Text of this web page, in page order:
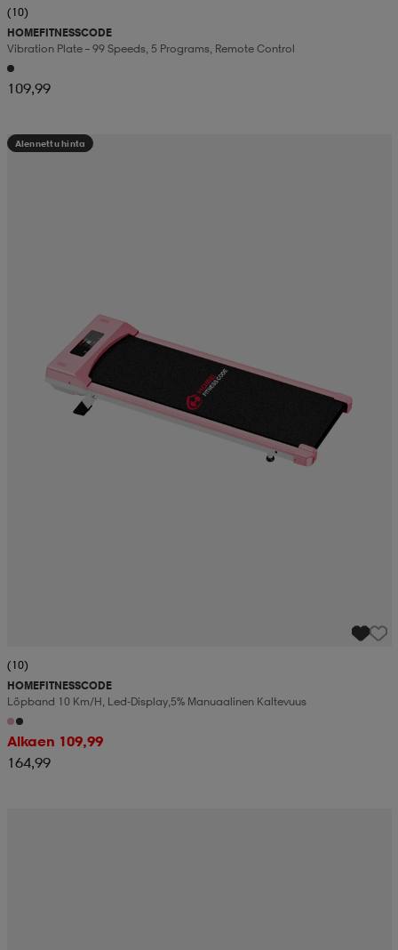
(10)
HOMEFITNESSCODE
Vibration Plate – 99 Speeds, 5 Programs, Remote Control
109,99
Alennettu hinta
(10)
HOMEFITNESSCODE
Löpband 10 Km/h, Led-Display,5% Manuaalinen Kaltevuus
Alkaen 109,99
164,99